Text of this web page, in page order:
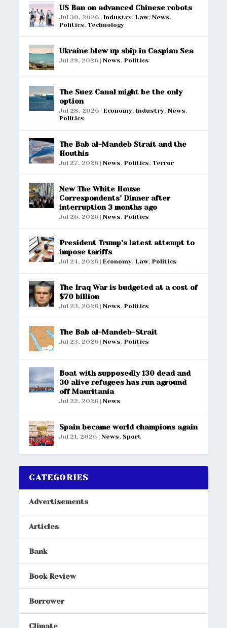
US Ban on advanced Chinese robots
Jul 30, 2026 |Industry,Law,News,
Politics,Technology
Ukraine blew up ship in Caspian Sea
Jul 29, 2026 |News,Politics
The Suez Canal might be the only
option
Jul 28, 2026 |Economy,Industry,News,
Politics
The Bab al-Mandeb Strait and the
Houthis
Jul 27, 2026 |News,Politics,Terror
New The White House
Correspondents’ Dinner after
interruption 3 months ago
Jul 26, 2026 |News,Politics
President Trump’s latest attempt to
impose tariffs
Jul 24, 2026 |Economy,Law,Politics
The Iraq War is budgeted at a cost of
$70 billion
Jul 23, 2026 |News,Politics
The Bab al-Mandeb-Strait
Jul 23, 2026 |News,Politics
Boat with supposedly 130 dead and
30 alive refugees has run aground
off Mauritania
Jul 22, 2026 |News
Spain became world champions again
Jul 21, 2026 |News, Sport
CATEGORIES
Advertisements
Articles
Bank
Book Review
Borrower
Climate